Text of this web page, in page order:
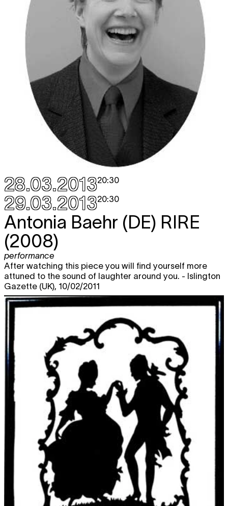
28.03.201320:30
29.03.201320:30
Antonia Baehr (DE) RIRE
(2008)
performance
After watching this piece you will find yourself more
attuned to the sound of laughter around you. - Islington
Gazette (UK), 10/02/2011